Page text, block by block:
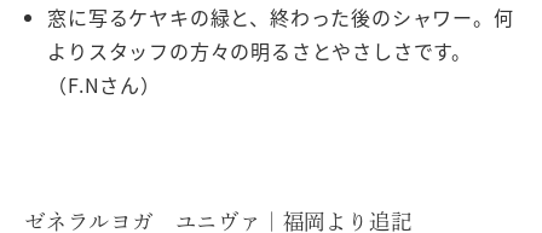
窓に写るケヤキの緑と、終わった後のシャワー。何
よりスタッフの方々の明るさとやさしさです。
（F.Nさん）
ゼネラルヨガ ユニヴァ｜福岡より追記